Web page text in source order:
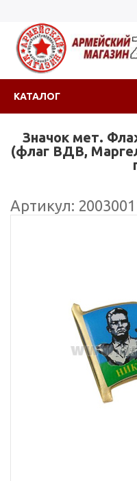
КАТАЛОГ
Значок мет.
(флаг ВДВ,
Артикул: